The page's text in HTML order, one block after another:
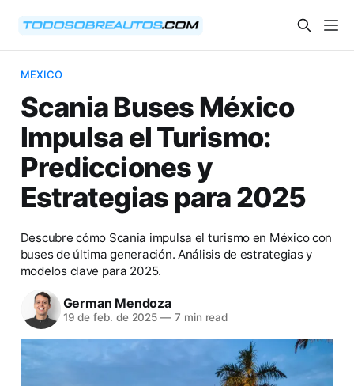
MEXICO
Scania Buses México
Impulsa el Turismo:
Predicciones y
Estrategias para 2025
Descubre cómo Scania impulsa el turismo en México con
buses de última generación. Análisis de estrategias y
modelos clave para 2025.
German Mendoza
19 de feb. de 2025 — 7 min read